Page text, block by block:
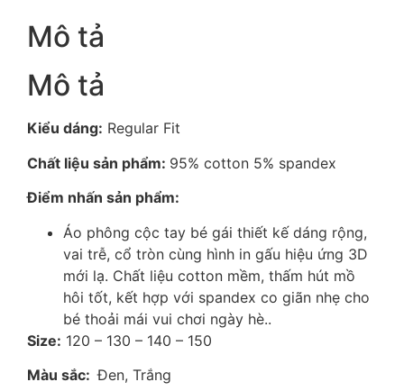
Mô tả
Mô tả
Kiểu dáng: Regular Fit
Chất liệu sản phẩm: 95% cotton 5% spandex
Điểm nhấn sản phẩm:
Áo phông cộc tay bé gái thiết kế dáng rộng,
vai trễ, cổ tròn cùng hình in gấu hiệu ứng 3D
mới lạ. Chất liệu cotton mềm, thấm hút mồ
hôi tốt, kết hợp với spandex co giãn nhẹ cho
bé thoải mái vui chơi ngày hè..
Size: 120 – 130 – 140 – 150
Màu sắc:Đen, Trắng